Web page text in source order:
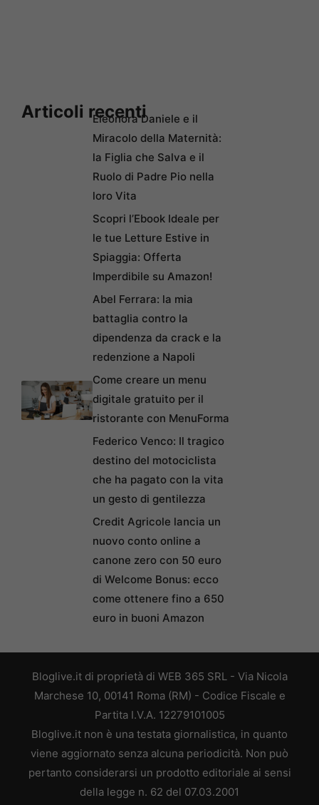
Articoli recentiEleonora Daniele e il
Miracolo della Maternità:
la Figlia che Salva e il
Ruolo di Padre Pio nella
loro Vita
Scopri l’Ebook Ideale per
le tue Letture Estive in
Spiaggia: Offerta
Imperdibile su Amazon!
Abel Ferrara: la mia
battaglia contro la
dipendenza da crack e la
redenzione a Napoli
Come creare un menu
digitale gratuito per il
ristorante con MenuForma
Federico Venco: Il tragico
destino del motociclista
che ha pagato con la vita
un gesto di gentilezza
Credit Agricole lancia un
nuovo conto online a
canone zero con 50 euro
di Welcome Bonus: ecco
come ottenere fino a 650
euro in buoni Amazon
Bloglive.it di proprietà di WEB 365 SRL - Via Nicola
Marchese 10, 00141 Roma (RM) - Codice Fiscale e
Partita I.V.A. 12279101005
Bloglive.it non è una testata giornalistica, in quanto
viene aggiornato senza alcuna periodicità. Non può
pertanto considerarsi un prodotto editoriale ai sensi
della legge n. 62 del 07.03.2001